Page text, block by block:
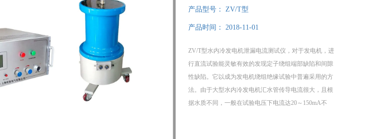
产品型号： ZV/T型
产品时间： 2018-11-01
ZV/T型水内冷发电机泄漏电流测试仪，对于发电机，进
行直流试验能灵敏有效的发现定子绕组端部缺陷和间隙
性缺陷。它以成为发电机绕组绝缘试验中普遍采用的方
法。由于大型水内冷发电机汇水管传导电流很大，且根
据水质不同，一般在试验电压下电流达20～150mA不